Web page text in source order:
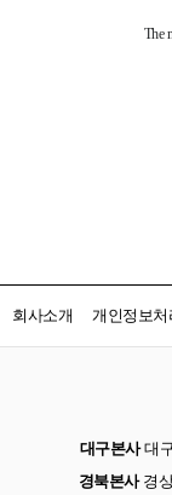
회사소개 개인정보처
대구본사대
경북본사경